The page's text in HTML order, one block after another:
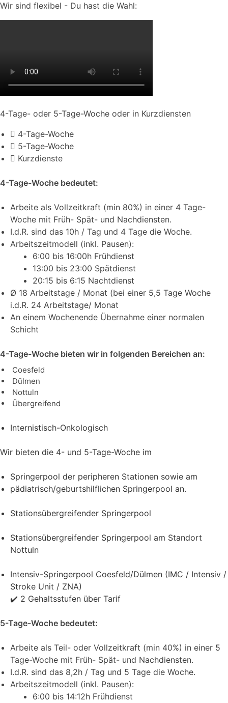
Wir sind flexibel - Du hast die Wahl:
4-Tage- oder 5-Tage-Woche oder in Kurzdiensten
4-Tage-Woche
5-Tage-Woche
Kurzdienste
4-Tage-Woche bedeutet:
Arbeite als Vollzeitkraft (min 80%) in einer 4 Tage-
Woche mit Früh- Spät- und Nachdiensten.
I.d.R. sind das 10h / Tag und 4 Tage die Woche.
Arbeitszeitmodell (inkl. Pausen):
6:00 bis 16:00h Frühdienst
13:00 bis 23:00 Spätdienst
20:15 bis 6:15 Nachtdienst
Ø 18 Arbeitstage / Monat (bei einer 5,5 Tage Woche
i.d.R. 24 Arbeitstage/ Monat
An einem Wochenende Übernahme einer normalen
Schicht
4-Tage-Woche bieten wir in folgenden Bereichen an:
Coesfeld
Dülmen
Nottuln
Übergreifend
Internistisch-Onkologisch
Wir bieten die 4- und 5-Tage-Woche im
Springerpool der peripheren Stationen sowie am
pädiatrisch/geburtshilflichen Springerpool an.
Stationsübergreifender Springerpool
Stationsübergreifender Springerpool am Standort
Nottuln
Intensiv-Springerpool Coesfeld/Dülmen (IMC / Intensiv /
Stroke Unit / ZNA)
✔️ 2 Gehaltsstufen über Tarif
5-Tage-Woche bedeutet:
Arbeite als Teil- oder Vollzeitkraft (min 40%) in einer 5
Tage-Woche mit Früh- Spät- und Nachdiensten.
I.d.R. sind das 8,2h / Tag und 5 Tage die Woche.
Arbeitszeitmodell (inkl. Pausen):
6:00 bis 14:12h Frühdienst